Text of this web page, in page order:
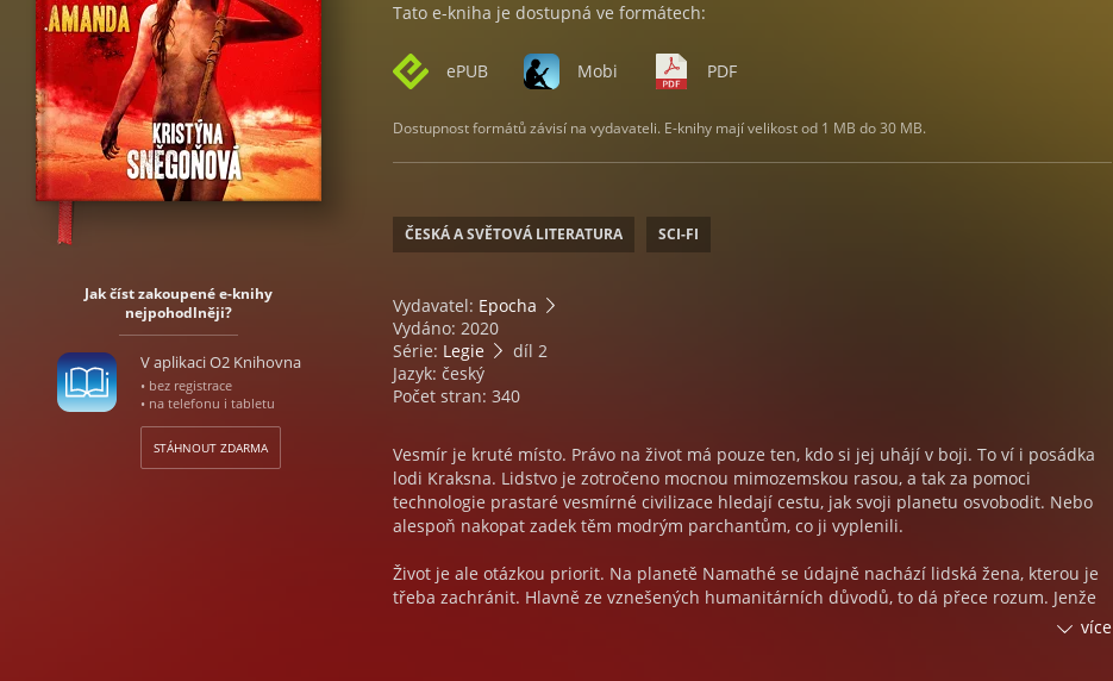
Jak číst zakoupené e-knihy
nejpohodlněji?
V aplikaci O2 Knihovna
• bez registrace
• na telefonu i tabletu
STÁHNOUT ZDARMA
Tato e-kniha je dostupná ve formátech:
ePUB Mobi PDF
Dostupnost formátů závisí na vydavateli. E-knihy mají velikost od 1 MB do 30 MB.
ČESKÁ A SVĚTOVÁ LITERATURA SCI-FI
Vydavatel: Epocha
Vydáno: 2020
Série: Legie
díl 2
Jazyk: český
Počet stran: 340
Vesmír je kruté místo. Právo na život má pouze ten, kdo si jej uhájí v boji. To ví i posádka
lodi Kraksna. Lidstvo je zotročeno mocnou mimozemskou rasou, a tak za pomoci
technologie prastaré vesmírné civilizace hledají cestu, jak svoji planetu osvobodit. Nebo
alespoň nakopat zadek těm modrým parchantům, co ji vyplenili.
Život je ale otázkou priorit. Na planetě Namathé se údajně nachází lidská žena, kterou je
třeba zachránit. Hlavně ze vznešených humanitárních důvodů, to dá přece rozum. Jenže
když při tom pracujete pro mimozemského mafiána, co vypadá jako slepice, mají věci
více